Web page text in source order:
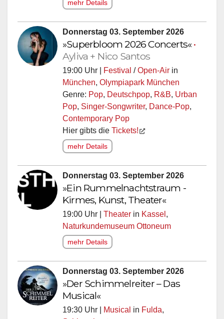
mehr Details
Donnerstag 03. September 2026
»Superbloom 2026 Concerts«•
Ayliva + Nico Santos
19:00 Uhr | Festival / Open-Air in
München, Olympiapark München
Genre: Pop, Deutschpop, R&B, Urban
Pop, Singer-Songwriter, Dance-Pop,
Contemporary Pop
Hier gibts die Tickets!
mehr Details
Donnerstag 03. September 2026
»Ein Rummelnachtstraum -
Kirmes, Kunst, Theater«
19:00 Uhr | Theater in Kassel,
Naturkundemuseum Ottoneum
mehr Details
Donnerstag 03. September 2026
»Der Schimmelreiter – Das
Musical«
19:30 Uhr | Musical in Fulda,